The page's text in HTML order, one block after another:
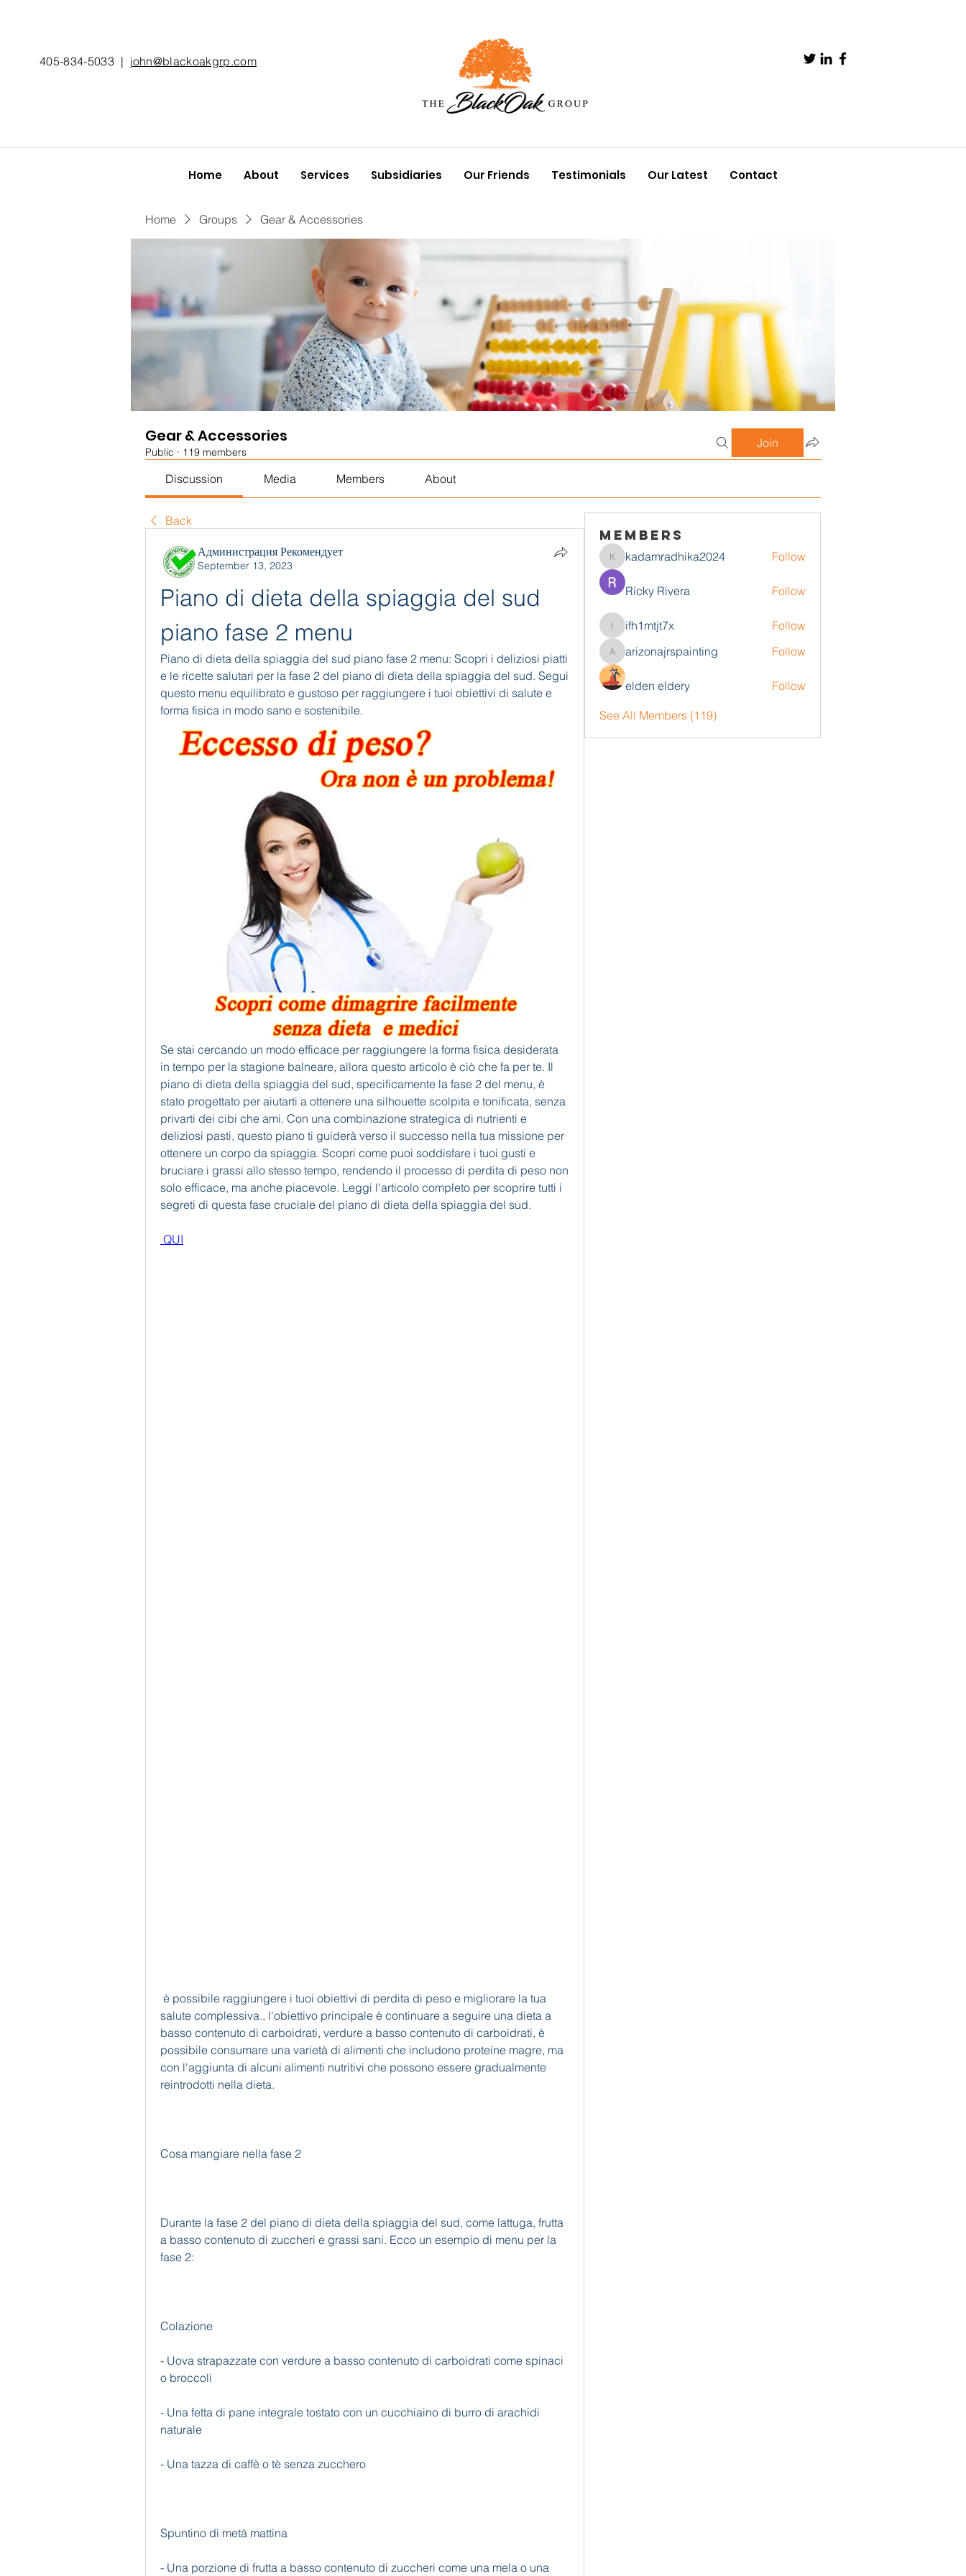
405-834-5033 | john@blackoakgrp.com
Home About Services Subsidiaries Our Friends Testimonials Our Latest Contact
Home Groups Gear & Accessories
Gear & Accessories
Public · 119 members
Join
Discussion Media Members About
Back
Администрация Рекомендует
September 13, 2023
Piano di dieta della spiaggia del sud
piano fase 2 menu
Piano di dieta della spiaggia del sud piano fase 2 menu: Scopri i deliziosi piatti
e le ricette salutari per la fase 2 del piano di dieta della spiaggia del sud. Segui
questo menu equilibrato e gustoso per raggiungere i tuoi obiettivi di salute e
forma fisica in modo sano e sostenibile.
Se stai cercando un modo efficace per raggiungere la forma fisica desiderata
in tempo per la stagione balneare, allora questo articolo è ciò che fa per te. Il
piano di dieta della spiaggia del sud, specificamente la fase 2 del menu, è
stato progettato per aiutarti a ottenere una silhouette scolpita e tonificata, senza
privarti dei cibi che ami. Con una combinazione strategica di nutrienti e
deliziosi pasti, questo piano ti guiderà verso il successo nella tua missione per
ottenere un corpo da spiaggia. Scopri come puoi soddisfare i tuoi gusti e
bruciare i grassi allo stesso tempo, rendendo il processo di perdita di peso non
solo efficace, ma anche piacevole. Leggi l'articolo completo per scoprire tutti i
segreti di questa fase cruciale del piano di dieta della spiaggia del sud.
QUI
salute complessiva., l'obiettivo principale è continuare a seguire una dieta a
basso contenuto di carboidrati, verdure a basso contenuto di carboidrati, è
possibile consumare una varietà di alimenti che includono proteine magre, ma
con l'aggiunta di alcuni alimenti nutritivi che possono essere gradualmente
reintrodotti nella dieta.
Cosa mangiare nella fase 2
Durante la fase 2 del piano di dieta della spiaggia del sud, come lattuga, frutta
a basso contenuto di zuccheri e grassi sani. Ecco un esempio di menu per la
fase 2:
Colazione
- Uova strapazzate con verdure a basso contenuto di carboidrati come spinaci
o broccoli
- Una fetta di pane integrale tostato con un cucchiaino di burro di arachidi
naturale
- Una tazza di caffè o tè senza zucchero
Spuntino di metà mattina
- Una porzione di frutta a basso contenuto di zuccheri come una mela o una
Members
kadamradhika2024
kadamradhika2024 Follow
Ricky Rivera Follow
ifh1mtjt7x
ifh1mtjt7x Follow
arizonajrspainting
arizonajrspainting Follow
elden eldery Follow
See All Members (119)